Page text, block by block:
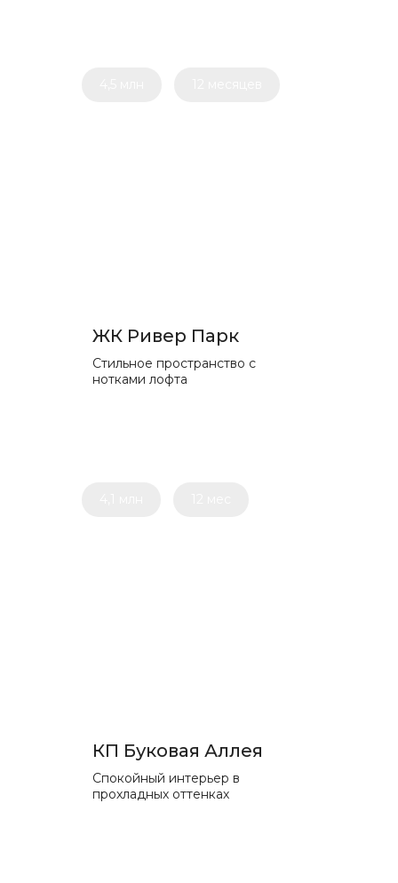
ЖК Ривер Парк
Стильное пространство с
нотками лофта
КП Буковая Аллея
Спокойный интерьер в
прохладных оттенках